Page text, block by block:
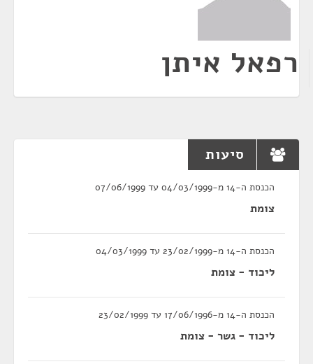
רפאל איתן
סיעות
הכנסת ה-14 מ-04/03/1999 עד 07/06/1999
צומת
הכנסת ה-14 מ-23/02/1999 עד 04/03/1999
ליכוד - צומת
הכנסת ה-14 מ-17/06/1996 עד 23/02/1999
ליכוד - גשר - צומת